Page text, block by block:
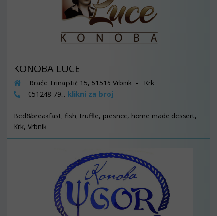
KONOBA LUCE
Braće Trinajstić 15, 51516 Vrbnik - Krk
051248 79... klikni za broj
Bed&breakfast, fish, truffle, presnec, home made dessert,
Krk, Vrbnik